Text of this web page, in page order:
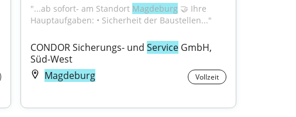
"...ab sofort- am Standort Magdeburg 🤝 Ihre
Hauptaufgaben: • Sicherheit der Baustellen..."
CONDOR Sicherungs- und Service GmbH,
Süd-West
Magdeburg
Vollzeit